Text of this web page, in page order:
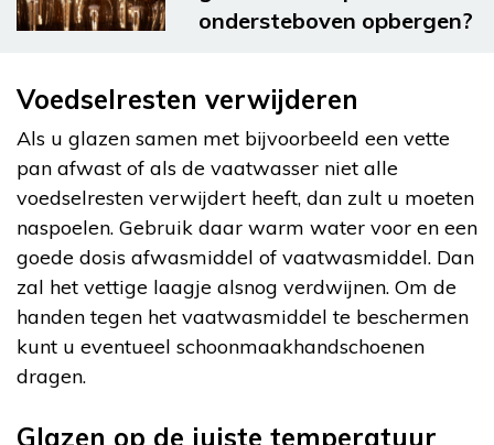
ondersteboven opbergen?
Voedselresten verwijderen
Als u glazen samen met bijvoorbeeld een vette
pan afwast of als de vaatwasser niet alle
voedselresten verwijdert heeft, dan zult u moeten
naspoelen. Gebruik daar warm water voor en een
goede dosis afwasmiddel of vaatwasmiddel. Dan
zal het vettige laagje alsnog verdwijnen. Om de
handen tegen het vaatwasmiddel te beschermen
kunt u eventueel schoonmaakhandschoenen
dragen.
Glazen op de juiste temperatuur